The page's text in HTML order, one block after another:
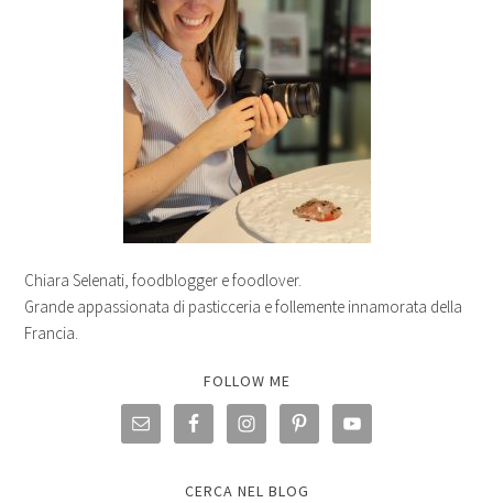
Chiara Selenati, foodblogger e foodlover.
Grande appassionata di pasticceria e follemente innamorata della
Francia.
FOLLOW ME
CERCA NEL BLOG